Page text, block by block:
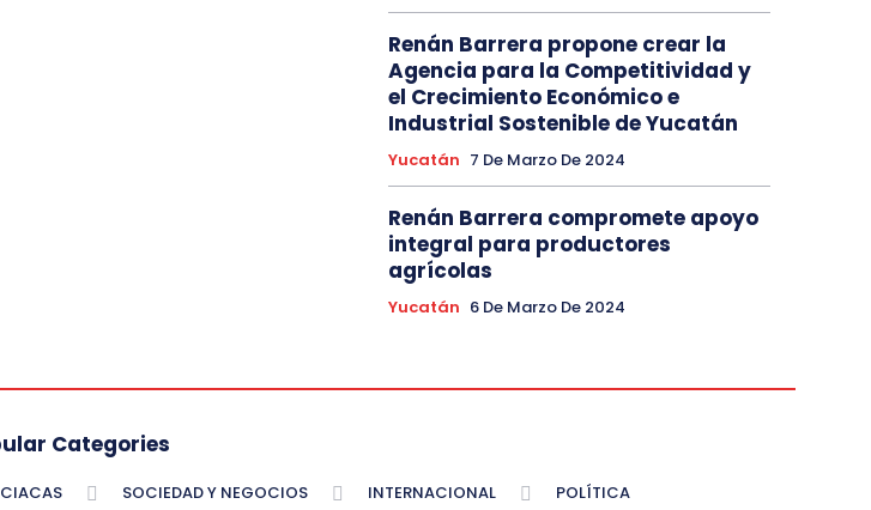
Renán Barrera propone crear la
Agencia para la Competitividad y
el Crecimiento Económico e
Industrial Sostenible de Yucatán
Yucatán 7 De Marzo De 2024
Renán Barrera compromete apoyo
integral para productores
agrícolas
Yucatán 6 De Marzo De 2024
Categories
SOCIEDAD Y NEGOCIOS INTERNACIONAL POLÍTICA